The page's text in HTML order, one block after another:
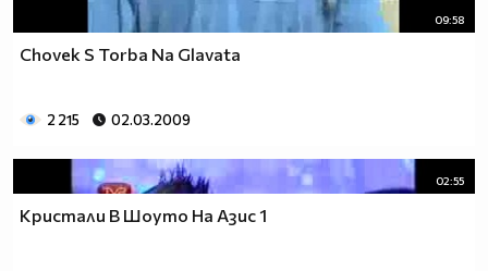
09:58
Chovek S Torba Na Glavata
2 215 02.03.2009
02:55
Кристали В Шоуто На Азис 1